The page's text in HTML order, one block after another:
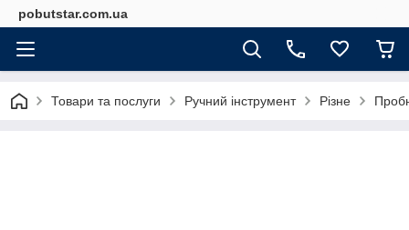
pobutstar.com.ua
Товари та послуги Ручний інструмент Різне